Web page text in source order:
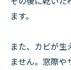
ます。
また、カビが
ません。窓際や